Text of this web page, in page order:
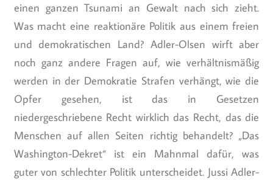
einen ganzen Tsunami an Gewalt nach sich zieht.
Was macht eine reaktionäre Politik aus einem freien
und demokratischen Land? Adler-Olsen wirft aber
noch ganz andere Fragen auf, wie verhältnismäßig
werden in der Demokratie Strafen verhängt, wie die
Opfer gesehen, ist das in Gesetzen
niedergeschriebene Recht wirklich das Recht, das die
Menschen auf allen Seiten richtig behandelt? „Das
Washington-Dekret“ ist ein Mahnmal dafür, was
guter von schlechter Politik unterscheidet. Jussi Adler-